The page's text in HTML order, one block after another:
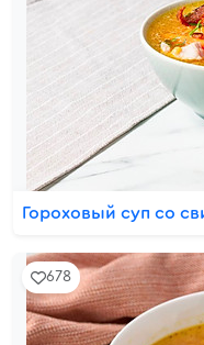
Гороховый суп со
678